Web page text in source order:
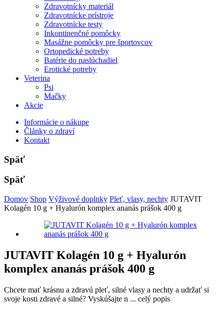
Zdravotnícky materiál
Zdravotnícke prístroje
Zdravotnícke testy
Inkontinenčné pomôcky
Masážne pomôcky pre športovcov
Ortopedické potreby
Batérie do naslúchadiel
Erotické potreby
Veterina
Psi
Mačky
Akcie
Informácie o nákupe
Články o zdraví
Kontakt
Späť
Späť
Domov Shop Výživové doplnky Pleť, vlasy, nechty JUTAVIT
Kolagén 10 g + Hyalurón komplex ananás prášok 400 g
JUTAVIT Kolagén 10 g + Hyalurón
komplex ananás prášok 400 g
Chcete mať krásnu a zdravú pleť, silné vlasy a nechty a udržať si
svoje kosti zdravé a silné? Vyskúšajte n ... celý popis